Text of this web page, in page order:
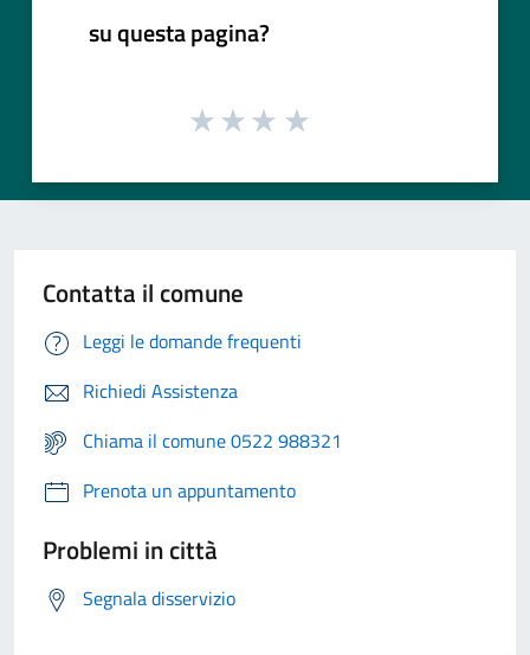
su questa pagina?
Contatta il comune
Leggi le domande frequenti
Richiedi Assistenza
Chiama il comune 0522 988321
Prenota un appuntamento
Problemi in città
Segnala disservizio